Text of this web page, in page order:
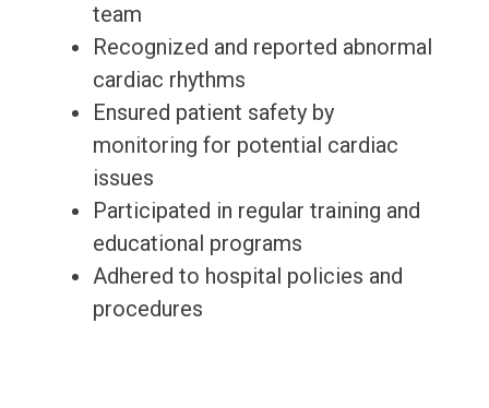
team
Recognized and reported abnormal
cardiac rhythms
Ensured patient safety by
monitoring for potential cardiac
issues
Participated in regular training and
educational programs
Adhered to hospital policies and
procedures